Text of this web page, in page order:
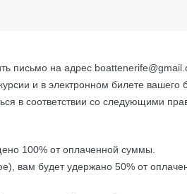
письмо на адрес
и в электронном билете
в соответствии со следующими
100% от оплаченной суммы.
вам будет удержано 50% от